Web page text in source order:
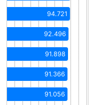
94.721
92.496
91.898
91.366
91.056